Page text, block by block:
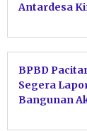
Antardesa
BPBD
Segera
Bangunan